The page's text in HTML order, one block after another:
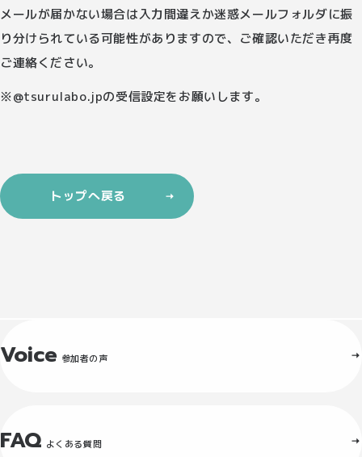
メールが届かない場合は入力間違えか迷惑メールフォルダに振
り分けられている可能性がありますので、 ご確認いただき再度
ご連絡ください。
※@tsurulabo.jpの受信設定をお願いします。
トップへ戻る
Voice 参加者の声
FAQ よくある質問